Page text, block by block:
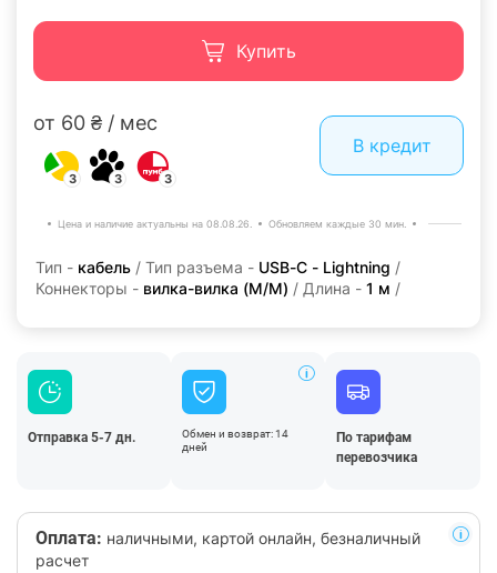
Купить
от 60 ₴ / мес
3 3 3
В кредит
Цена и наличие актуальны на 08.08.26. Обновляем каждые 30 мин.
Тип - кабель / Тип разъема - USB-C - Lightning /
Коннекторы - вилка-вилка (M/M) / Длина - 1 м /
Отправка 5-7 дн.
Обмен и возврат: 14
дней
По тарифам
перевозчика
Оплата: наличными, картой онлайн, безналичный
расчет